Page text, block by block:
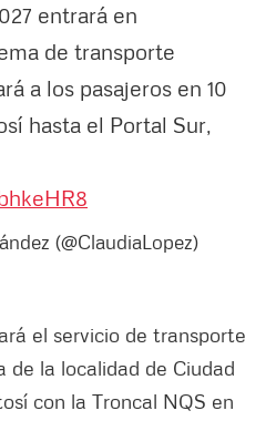
entrará en
de transporte
a los pasajeros en 10
hasta el Portal Sur,
(@ClaudiaLopez)
el servicio de transporte
de la localidad de Ciudad
con la Troncal NQS en